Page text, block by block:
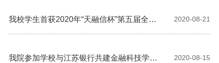
我校学生首获2020年“天融信杯”第五届全国
高校密码数学挑战赛全国二等奖
2020-08-21
我院参加学校与江苏银行共建金融科技学
2020-08-15